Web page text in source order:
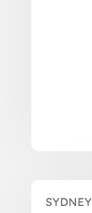
SYDNEY